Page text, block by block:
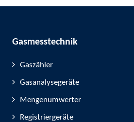
Gasmesstechnik
Gaszähler
Gasanalysegeräte
Mengenumwerter
Registriergeräte